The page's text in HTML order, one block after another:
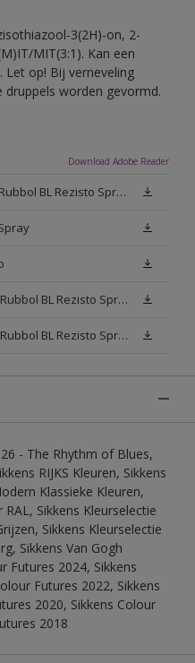
3(2H)-on, 2-
MIT(3:1). Kan een
Let op! Bij verneveling
druppels worden gevormd.
Download Adobe Reader
Technisch Informatieblad Rubbol BL Rezisto Spray (PDF)
Veiligheidsinformatieblad Rubbol BL Rezisto Spray W05 (MSDS)
Veiligheidsinformatieblad Rubbol BL Rezisto Spray N00 (MSDS)
- The Rhythm of Blues,
RIJKS Kleuren, Sikkens
Klassieke Kleuren,
RAL, Sikkens Kleurselectie
Sikkens Kleurselectie
Sikkens Van Gogh
Futures 2024, Sikkens
Futures 2022, Sikkens
2020, Sikkens Colour
2018